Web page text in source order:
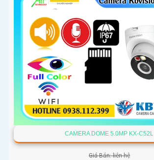
CAMERA DOME 5.0MP KX-C52L
Giá Bán: liên hệ